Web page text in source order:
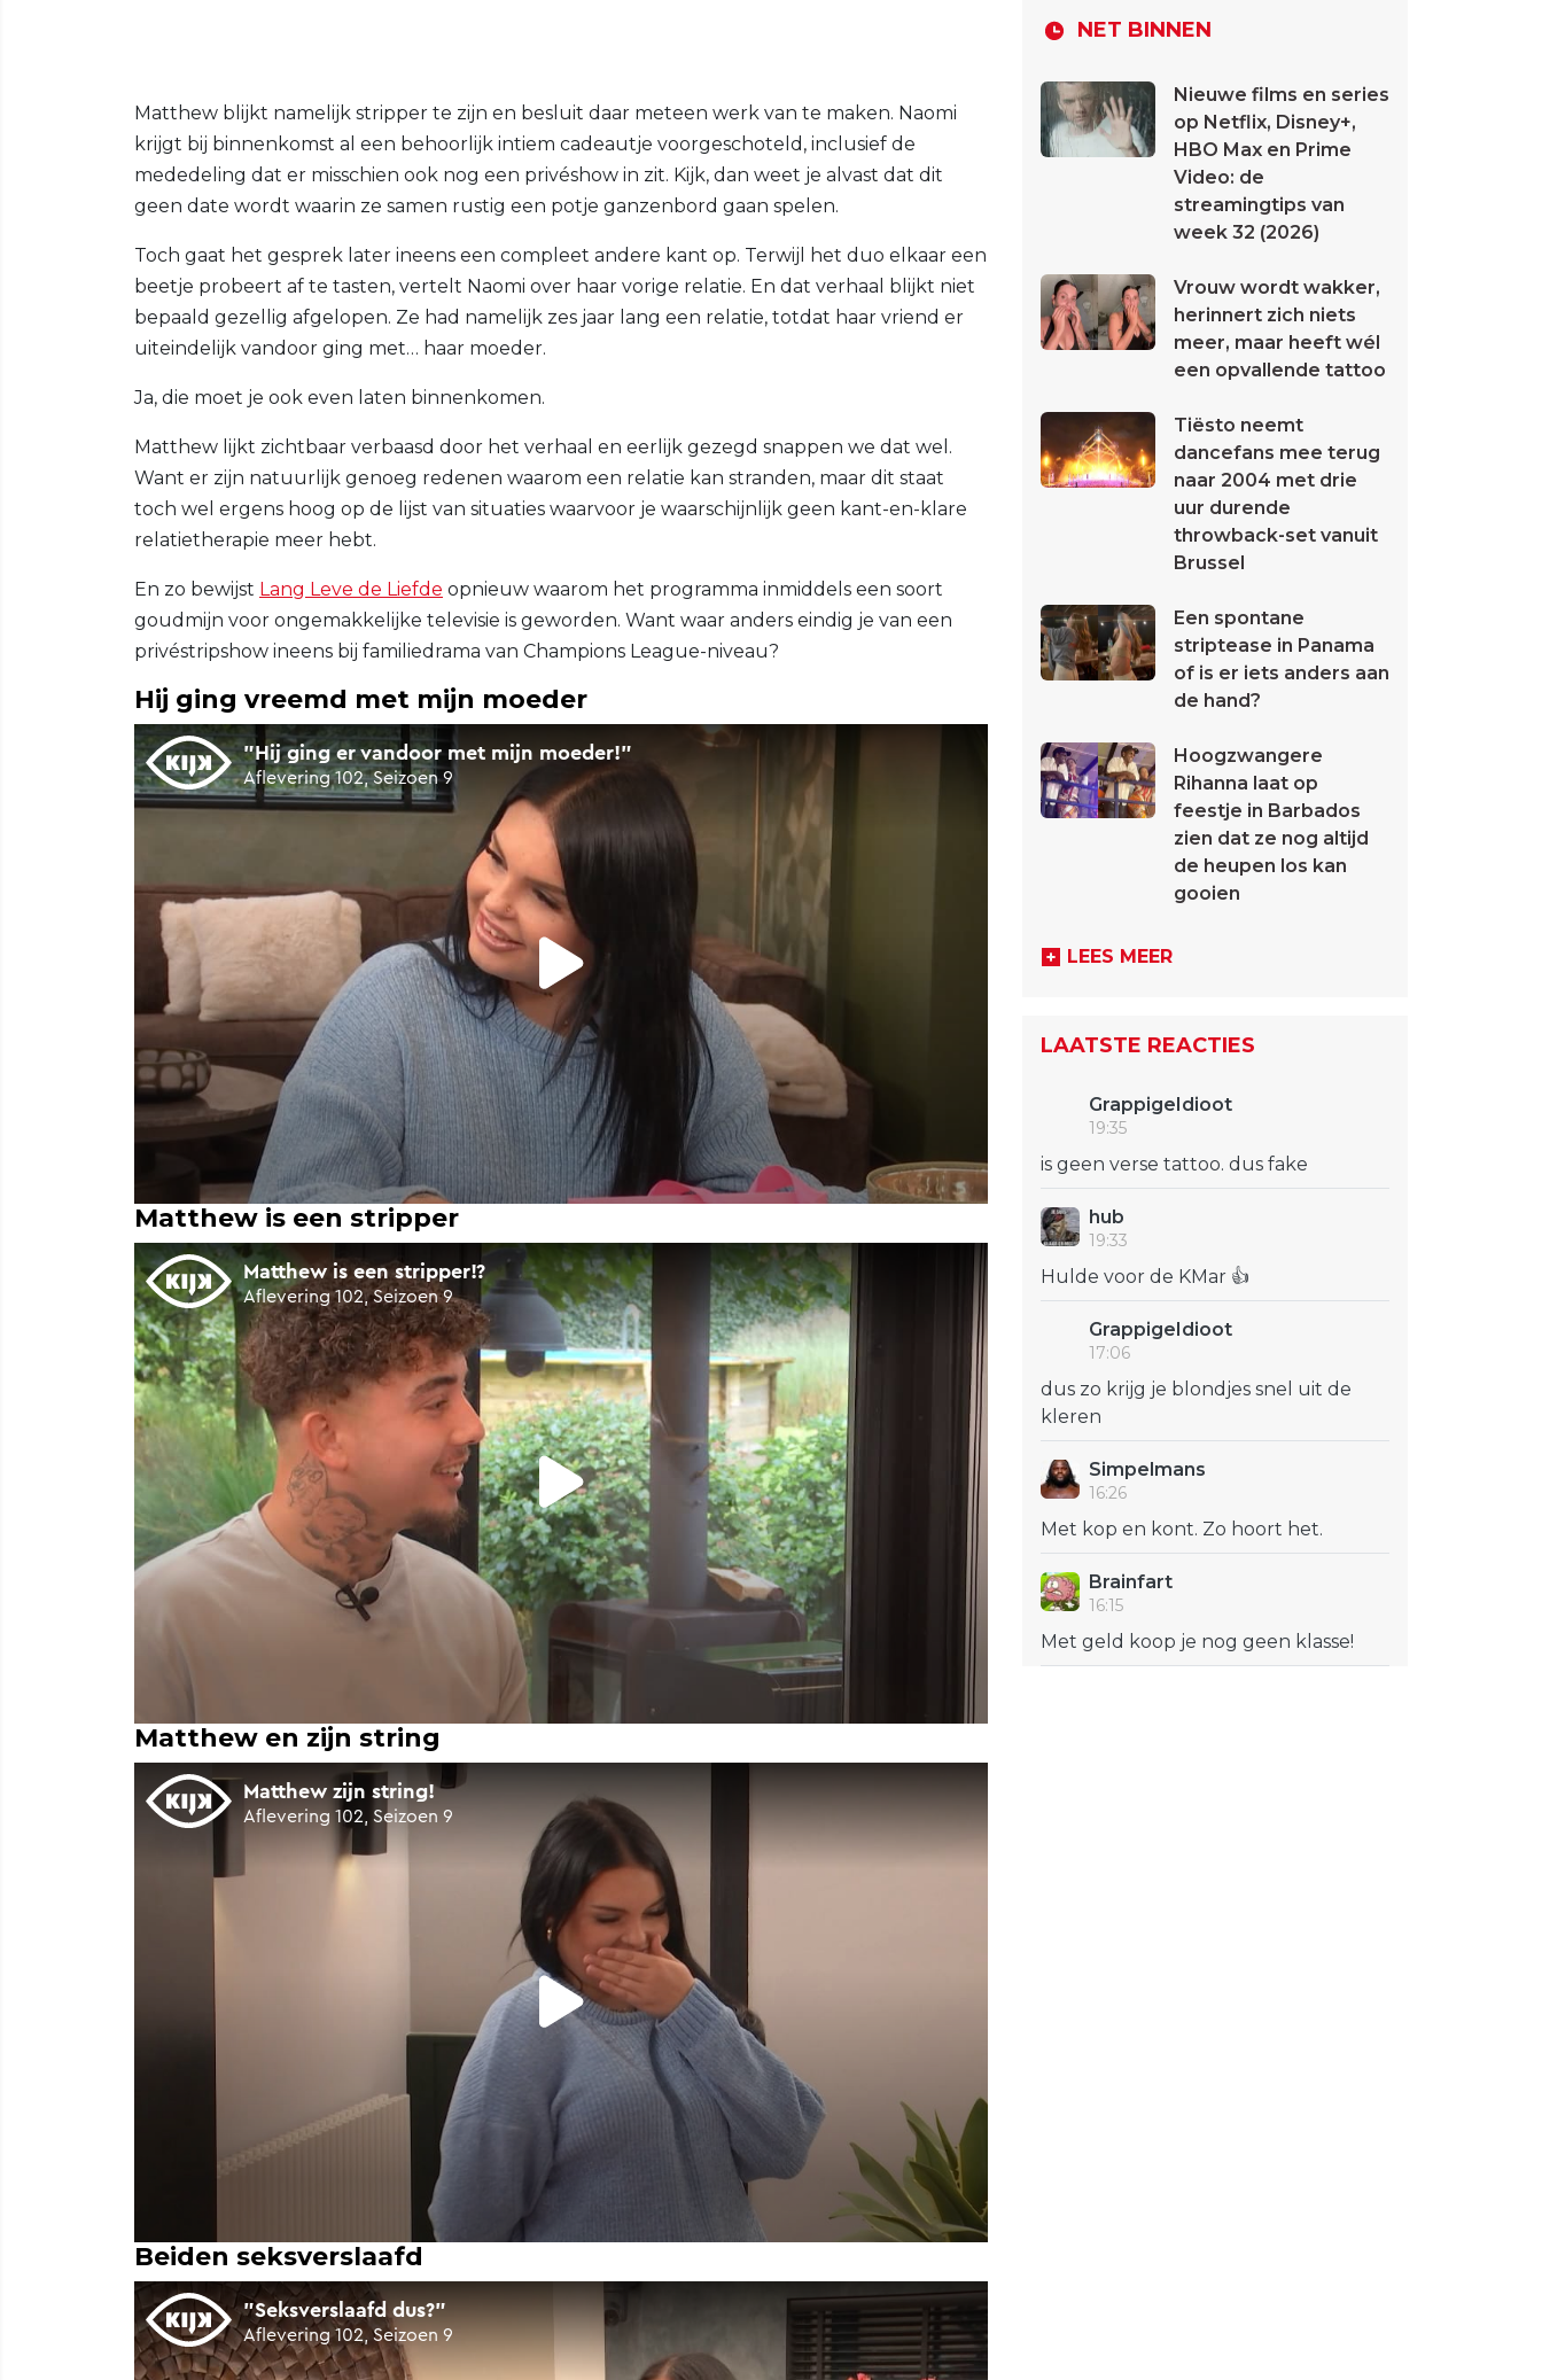
Matthew blijkt namelijk stripper te zijn en besluit daar meteen werk van te maken. Naomi
krijgt bij binnenkomst al een behoorlijk intiem cadeautje voorgeschoteld, inclusief de
mededeling dat er misschien ook nog een privéshow in zit. Kijk, dan weet je alvast dat dit
geen date wordt waarin ze samen rustig een potje ganzenbord gaan spelen.
Toch gaat het gesprek later ineens een compleet andere kant op. Terwijl het duo elkaar een
beetje probeert af te tasten, vertelt Naomi over haar vorige relatie. En dat verhaal blijkt niet
bepaald gezellig afgelopen. Ze had namelijk zes jaar lang een relatie, totdat haar vriend er
uiteindelijk vandoor ging met… haar moeder.
Ja, die moet je ook even laten binnenkomen.
Matthew lijkt zichtbaar verbaasd door het verhaal en eerlijk gezegd snappen we dat wel.
Want er zijn natuurlijk genoeg redenen waarom een relatie kan stranden, maar dit staat
toch wel ergens hoog op de lijst van situaties waarvoor je waarschijnlijk geen kant-en-klare
relatietherapie meer hebt.
En zo bewijst Lang Leve de Liefde opnieuw waarom het programma inmiddels een soort
goudmijn voor ongemakkelijke televisie is geworden. Want waar anders eindig je van een
privéstripshow ineens bij familiedrama van Champions League-niveau?
Hij ging vreemd met mijn moeder
Matthew is een stripper
Matthew en zijn string
Beiden seksverslaafd
NET BINNEN
Nieuwe films en series
op Netflix, Disney+,
HBO Max en Prime
Video: de
streamingtips van
week 32 (2026)
Vrouw wordt wakker,
herinnert zich niets
meer, maar heeft wél
een opvallende tattoo
Tiësto neemt
dancefans mee terug
naar 2004 met drie
uur durende
throwback-set vanuit
Brussel
Een spontane
striptease in Panama
of is er iets anders aan
de hand?
Hoogzwangere
Rihanna laat op
feestje in Barbados
zien dat ze nog altijd
de heupen los kan
gooien
LEES MEER
LAATSTE REACTIES
GrappigeIdioot
19:35
is geen verse tattoo. dus fake
hub
19:33
Hulde voor de KMar 👍
GrappigeIdioot
17:06
dus zo krijg je blondjes snel uit de
kleren
Simpelmans
16:26
Met kop en kont. Zo hoort het.
Brainfart
16:15
Met geld koop je nog geen klasse!